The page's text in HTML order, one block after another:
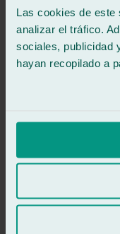
Las cookies de este
analizar el tráfico.
sociales, publicidad
hayan recopilado a